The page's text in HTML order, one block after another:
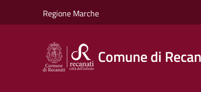
Regione Marche
Comune di